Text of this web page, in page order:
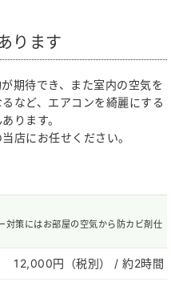
ります
期待でき、また室内の空気を
など、エアコンを綺麗にする
ります。
店にお任せください。
対策にはお部屋の空気から防カビ剤仕
12,000円（税別） / 約2時間